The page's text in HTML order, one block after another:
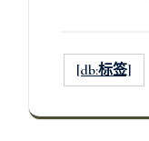
[db:标签]